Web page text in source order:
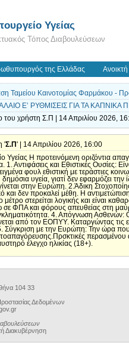
Υγείας
Τόπος Διαβουλεύσεων
της Ελλάδας
Ταμείου Καινοτομίας Φαρμάκου -
Ε’ ΡΥΘΜΙΣΕΙΣ ΓΙΑ ΤΑ
του χρήστη Σ.Π | 14 Απριλίου 2026,
'Σ.Π' | 14 Απριλίου 2026, 16:00
Υγείας Η προτεινόμενη οριζόντια
1. Αντιφάσεις και Εθιστικές Ουσίες:
φουλ εθιστική με τεράστιες
δημόσια υγεία, γιατί δεν εφαρμόζει
στην Ευρώπη. 2.Άδικη
και δεν προκαλεί μέθη. Η
μέτρο στερείται λογικής και είναι
σε ΦΠΑ και φόρους απευθείας στη
4. Απόγνωση Ασθενών:
από τον ΕΟΠΥΥ. Καταργώντας
με την Ευρώπη: Την ώρα που η
περασμένου
έλεγχο ηλικίας (18+).
104 33
Δεδομένων
Διακυβέρνηση